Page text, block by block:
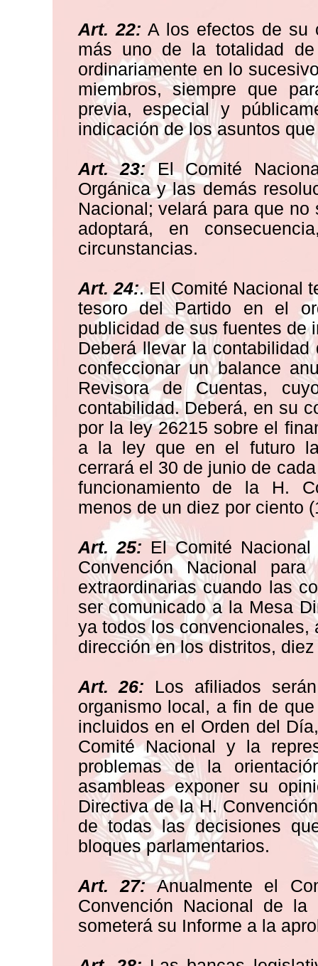
Art. 22: A los efectos de su
más uno de la totalidad de
ordinariamente en lo
miembros, siempre que
previa, especial y
indicación de los asuntos
Art. 23:El Comité
Orgánica y las demás
Nacional; velará para que
adoptará, en
circunstancias.
Art. 24:. El Comité Nacional
tesoro del Partido en el
publicidad de sus fuentes de
Deberá llevar la
confeccionar un balance
Revisora de Cuentas,
contabilidad. Deberá, en su
por la ley 26215 sobre el
a la ley que en el futuro la
cerrará el 30 de junio de
funcionamiento de la H.
menos de un diez por ciento
Art. 25: El Comité
Convención Nacional
extraordinarias cuando las
ser comunicado a la Mesa
ya todos los
dirección en los distritos,
Art. 26: Los afiliados
organismo local, a fin de
incluidos en el Orden del
Comité Nacional y la
problemas de la
asambleas exponer su
Directiva de la H.
de todas las decisiones
bloques parlamentarios.
Art. 27:Anualmente el
Convención Nacional de
someterá su Informe a la